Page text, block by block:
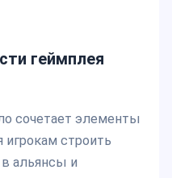
геймплея
сочетает элементы
игрокам строить
альянсы и